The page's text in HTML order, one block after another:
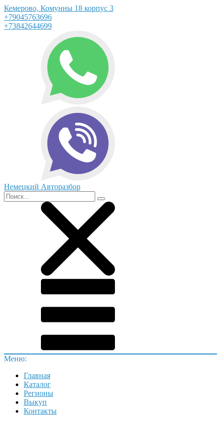
Кемерово, Комунны 18 корпус 3
+79045763696
+73842644699
Немецкий Авторазбор
Меню:
Главная
Каталог
Регионы
Выкуп
Контакты